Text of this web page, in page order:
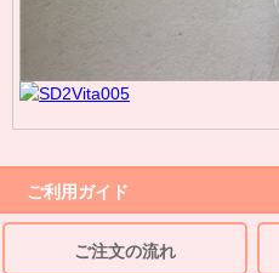
ご利用ガイド
ご注文の流れ